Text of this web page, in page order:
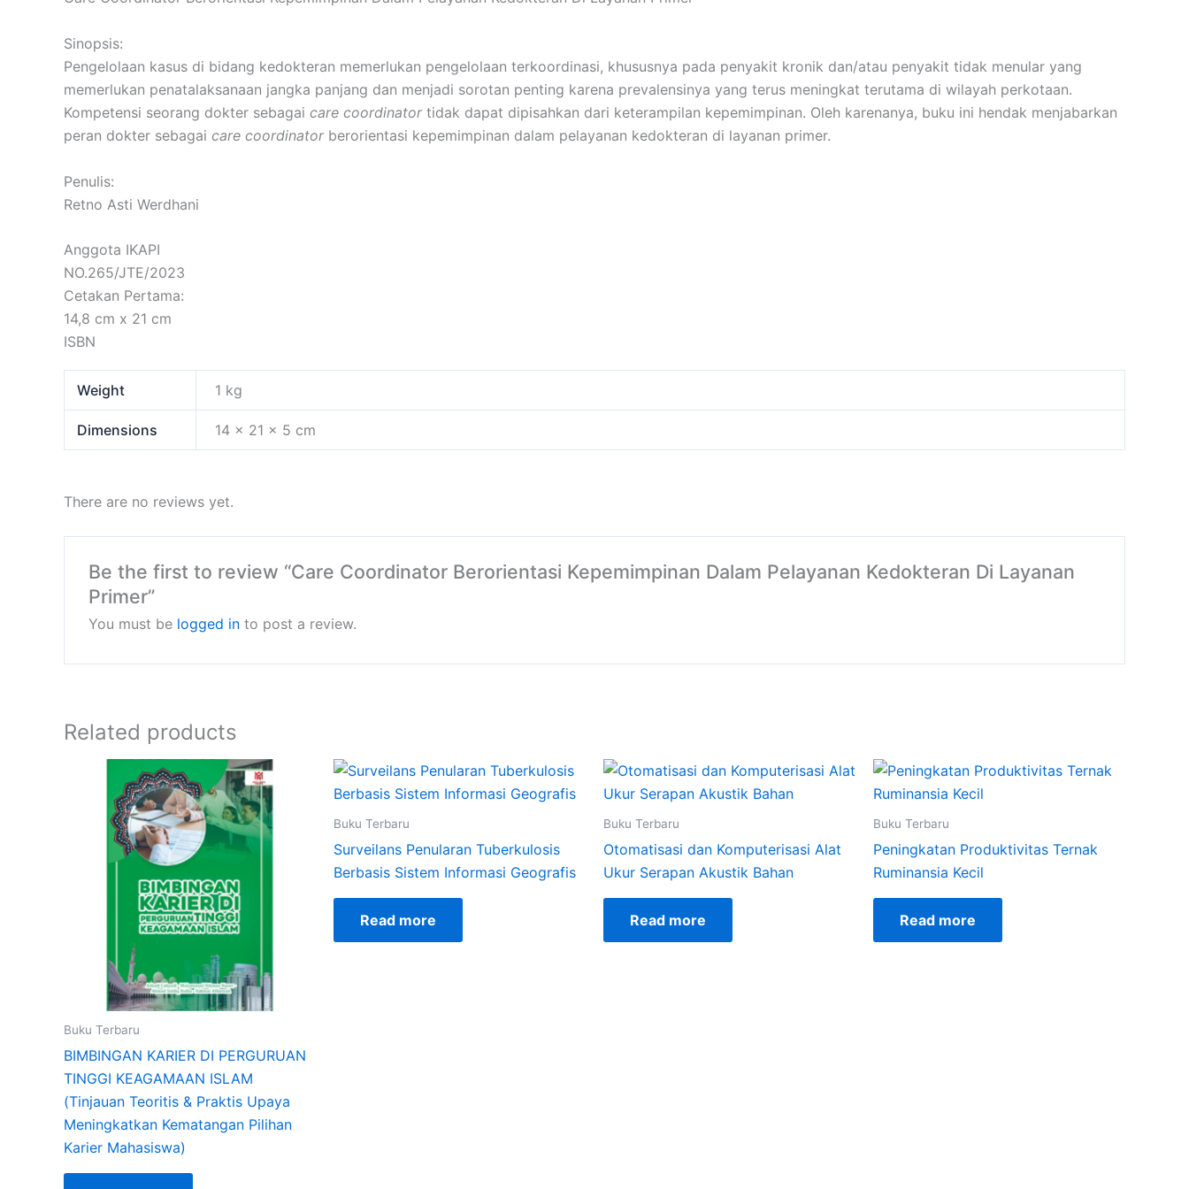
Sinopsis:
Pengelolaan kasus di bidang kedokteran memerlukan pengelolaan terkoordinasi, khususnya pada penyakit kronik dan/atau penyakit tidak menular yang
memerlukan penatalaksanaan jangka panjang dan menjadi sorotan penting karena prevalensinya yang terus meningkat terutama di wilayah perkotaan.
Kompetensi seorang dokter sebagai care coordinatortidak dapat dipisahkan dari keterampilan kepemimpinan. Oleh karenanya, buku ini hendak menjabarkan
peran dokter sebagai care coordinatorberorientasi kepemimpinan dalam pelayanan kedokteran di layanan primer.
Penulis:
Retno Asti Werdhani
Anggota IKAPI
NO.265/JTE/2023
Cetakan Pertama:
14,8 cm x 21 cm
ISBN
Weight 1 kg
Dimensions 14 × 21 × 5 cm
There are no reviews yet.
Be the first to review “Care Coordinator Berorientasi Kepemimpinan Dalam Pelayanan Kedokteran Di Layanan
Primer”
You must be logged into post a review.
Related products
Buku Terbaru
BIMBINGAN KARIER DI PERGURUAN
TINGGI KEAGAMAAN ISLAM
(Tinjauan Teoritis & Praktis Upaya
Meningkatkan Kematangan Pilihan
Karier Mahasiswa)
Buku Terbaru
Surveilans Penularan Tuberkulosis
Berbasis Sistem Informasi Geografis
Read more
Buku Terbaru
Otomatisasi dan Komputerisasi Alat
Ukur Serapan Akustik Bahan
Read more
Buku Terbaru
Peningkatan Produktivitas Ternak
Ruminansia Kecil
Read more